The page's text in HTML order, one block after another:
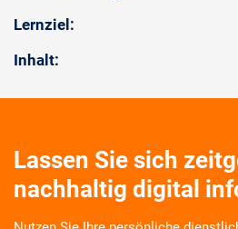
Lernziel:
Inhalt:
Lassen Sie sich
nachhaltig digital